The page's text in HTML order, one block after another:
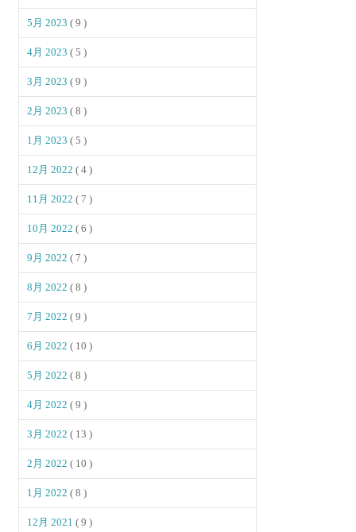
5月 2023( 9 )
4月 2023( 5 )
3月 2023( 9 )
2月 2023( 8 )
1月 2023( 5 )
12月 2022( 4 )
11月 2022( 7 )
10月 2022( 6 )
9月 2022( 7 )
8月 2022( 8 )
7月 2022( 9 )
6月 2022( 10 )
5月 2022( 8 )
4月 2022( 9 )
3月 2022( 13 )
2月 2022( 10 )
1月 2022( 8 )
12月 2021( 9 )